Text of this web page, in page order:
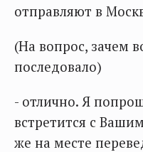
отправляют в
(На вопрос, зачем
последовало)
- отлично. Я
встретится с
же на месте